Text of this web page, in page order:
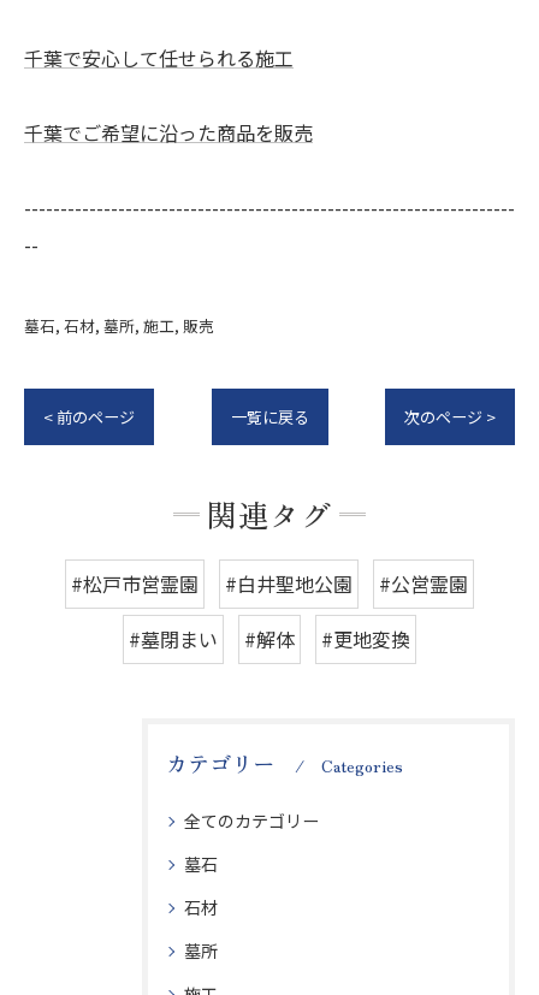
千葉で安心して任せられる施工
千葉でご希望に沿った商品を販売
--------------------------------------------------------------------
--
墓石 石材 墓所 施工 販売
< 前のページ 一覧に戻る 次のページ >
関連タグ
#松戸市営霊園 #白井聖地公園
#公営霊園
#墓閉まい
#解体 #更地変換
カテゴリー Categories
全てのカテゴリー
墓石
石材
墓所